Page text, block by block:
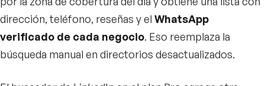
dirección, teléfono, reseñas y el WhatsApp
verificado de cada negocio. Eso reemplaza la
búsqueda manual en directorios desactualizados.